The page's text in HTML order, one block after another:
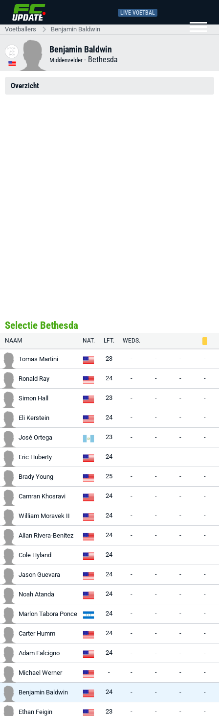
LIVE VOETBAL
Voetballers Benjamin Baldwin
Benjamin Baldwin
Middenvelder - Bethesda
Overzicht
Selectie Bethesda
NAAM NAT. LFT. WEDS.
Tomas Martini 23 - - - -
Ronald Ray 24 - - - -
Simon Hall 23 - - - -
Eli Kerstein 24 - - - -
José Ortega 23 - - - -
Eric Huberty 24 - - - -
Brady Young 25 - - - -
Camran Khosravi 24 - - - -
William Moravek II 24 - - - -
Allan Rivera-Benitez 24 - - - -
Cole Hyland 24 - - - -
Jason Guevara 24 - - - -
Noah Atanda 24 - - - -
Marlon Tabora Ponce 24 - - - -
Carter Humm 24 - - - -
Adam Falcigno 24 - - - -
Michael Werner - - - - -
Benjamin Baldwin 24 - - - -
Ethan Feigin 23 - - - -